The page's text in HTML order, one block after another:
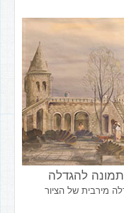
להגדלה
מירבית של הציור